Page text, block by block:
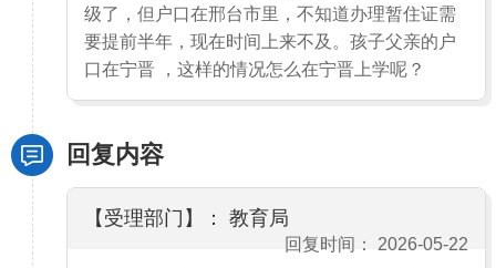
级了，但户口在邢台市里，不知道办理暂住证需
要提前半年，现在时间上来不及。孩子父亲的户
口在宁晋 ，这样的情况怎么在宁晋上学呢？
回复内容
【受理部门】： 教育局
回复时间： 2026-05-22